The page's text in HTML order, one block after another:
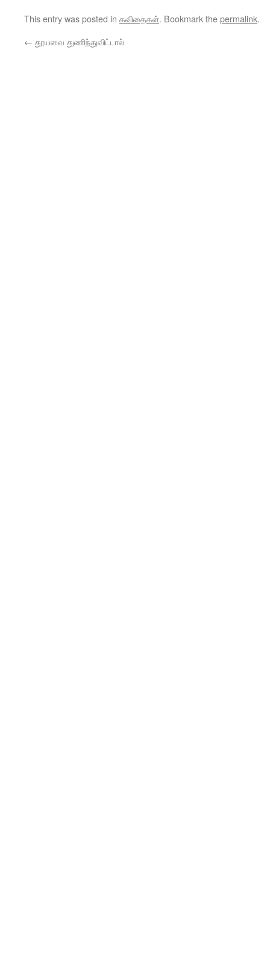
This entry was posted in கவிதைகள். Bookmark thepermalink.
← தூயவை துணிந்துவிட்டால்